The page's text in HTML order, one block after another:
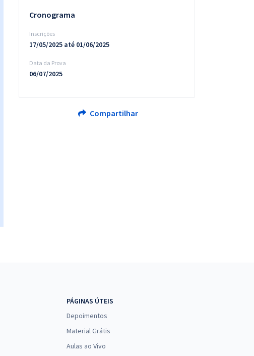
Cronograma
Inscrições
17/05/2025 até 01/06/2025
Data da Prova
06/07/2025
Compartilhar
PÁGINAS ÚTEIS
Depoimentos
Material Grátis
Aulas ao Vivo